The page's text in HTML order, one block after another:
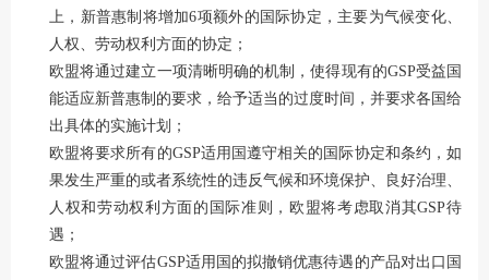
上，新普惠制将增加6项额外的国际协定，主要为气候变化、
人权、劳动权利方面的协定；
欧盟将通过建立一项清晰明确的机制，使得现有的GSP受益国
能适应新普惠制的要求，给予适当的过度时间，并要求各国给
出具体的实施计划；
欧盟将要求所有的GSP适用国遵守相关的国际协定和条约，如
果发生严重的或者系统性的违反气候和环境保护、良好治理、
人权和劳动权利方面的国际准则，欧盟将考虑取消其GSP待
遇；
欧盟将通过评估GSP适用国的拟撤销优惠待遇的产品对出口国